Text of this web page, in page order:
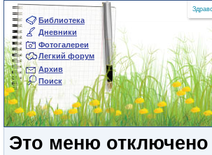
Библиотека
Дневники
Фотогалереи
Легкий форум
Архив
Поиск
Это меню отключено